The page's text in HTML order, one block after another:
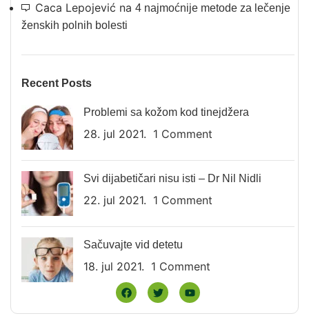
Caca Lepojević na 4 najmoćnije metode za lečenje
ženskih polnih bolesti
Recent Posts
Problemi sa kožom kod tinejdžera
28. jul 2021. 1 Comment
Svi dijabetičari nisu isti – Dr Nil Nidli
22. jul 2021. 1 Comment
Sačuvajte vid detetu
18. jul 2021. 1 Comment